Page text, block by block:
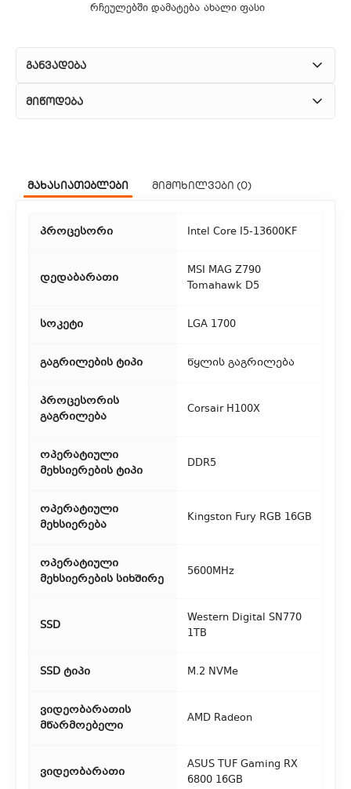
რჩეულებში დამატება ახალი ფასი
განვადება
მიწოდება
თბილისის მასშტაბით.
აიღოთ თქვენი შეკვეთა ჩვენი ფილიალიდან.
რეგიონებიდან შეკვეთებისთვის ხელმისაწვდომია საფოსტო
ადგილმდებარეობაზე.
მახასიათებლები მიმოხილვები (0)
პროცესორი Intel Core I5-13600KF
დედაბარათი
MSI MAG Z790
Tomahawk D5
სოკეტი LGA 1700
გაგრილების ტიპი წყლის გაგრილება
პროცესორის
გაგრილება
Corsair H100X
ოპერატიული
მეხსიერების ტიპი
DDR5
ოპერატიული
მეხსიერება
Kingston Fury RGB 16GB
ოპერატიული
მეხსიერების სიხშირე
5600MHz
SSD
Western Digital SN770
1TB
SSD ტიპი M.2 NVMe
ვიდეობარათის
მწარმოებელი
AMD Radeon
ვიდეობარათი
ASUS TUF Gaming RX
6800 16GB